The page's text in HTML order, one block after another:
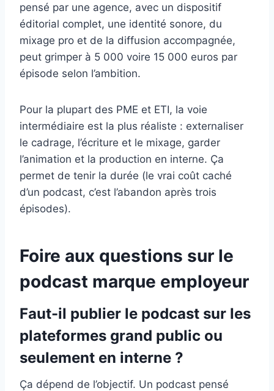
pensé par une agence, avec un dispositif
éditorial complet, une identité sonore, du
mixage pro et de la diffusion accompagnée,
peut grimper à 5 000 voire 15 000 euros par
épisode selon l’ambition.
Pour la plupart des PME et ETI, la voie
intermédiaire est la plus réaliste : externaliser
le cadrage, l’écriture et le mixage, garder
l’animation et la production en interne. Ça
permet de tenir la durée (le vrai coût caché
d’un podcast, c’est l’abandon après trois
épisodes).
Foire aux questions sur le
podcast marque employeur
Faut-il publier le podcast sur les
plateformes grand public ou
seulement en interne ?
Ça dépend de l’objectif. Un podcast pensé